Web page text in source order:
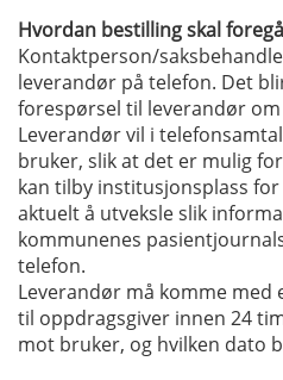
Hvordan bestilling skal
Kontaktperson/
leverandør på telefon. Det
forespørsel til leverandør
Leverandør vil i
bruker, slik at det er mulig
kan tilby institusjonsplass
aktuelt å utveksle slik
kommunenes
telefon.
Leverandør må komme
til oppdragsgiver innen 24
mot bruker, og hvilken dato